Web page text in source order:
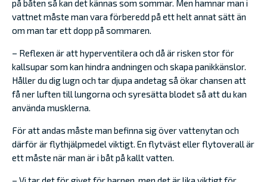
på båten så kan det kännas som sommar. Men hamnar man i
vattnet måste man vara förberedd på ett helt annat sätt än
om man tar ett dopp på sommaren.
– Reflexen är att hyperventilera och då är risken stor för
kallsupar som kan hindra andningen och skapa panikkänslor.
Håller du dig lugn och tar djupa andetag så ökar chansen att
få ner luften till lungorna och syresätta blodet så att du kan
använda musklerna.
För att andas måste man befinna sig över vattenytan och
därför är flythjälpmedel viktigt. En flytväst eller flytoverall är
ett måste när man är i båt på kallt vatten.